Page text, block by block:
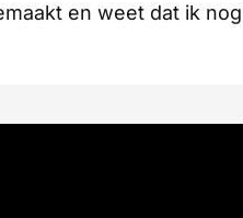
en weet dat ik nog